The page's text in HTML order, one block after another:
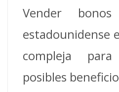
Vender
estadounidense
compleja
posibles